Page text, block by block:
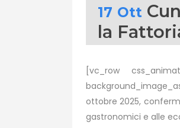
17 Ott
la
[vc_row
ottobre 2025,
gastronomici e alle